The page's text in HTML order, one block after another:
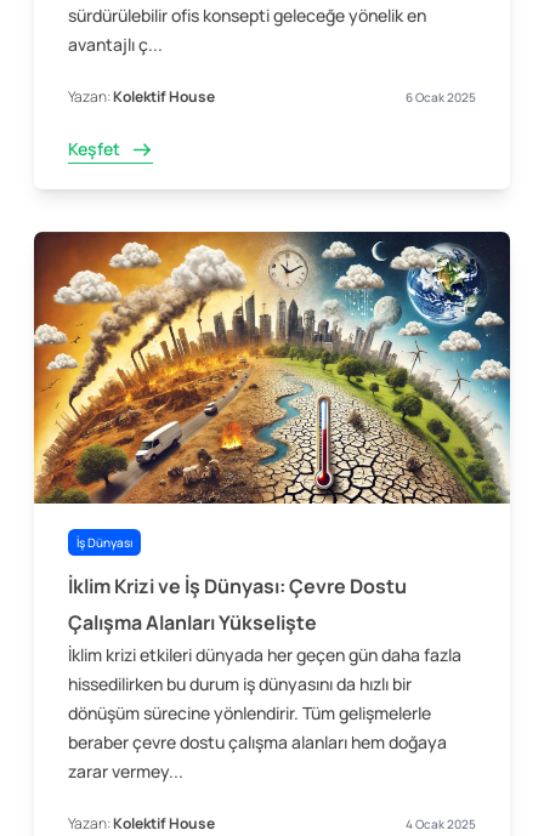
sürdürülebilir ofis konsepti geleceğe yönelik en
avantajlı ç...
Yazan:Kolektif House 6 Ocak 2025
Keşfet
İş Dünyası
İklim Krizi ve İş Dünyası: Çevre Dostu
Çalışma Alanları Yükselişte
İklim krizi etkileri dünyada her geçen gün daha fazla
hissedilirken bu durum iş dünyasını da hızlı bir
dönüşüm sürecine yönlendirir. Tüm gelişmelerle
beraber çevre dostu çalışma alanları hem doğaya
zarar vermey...
Yazan:Kolektif House 4 Ocak 2025